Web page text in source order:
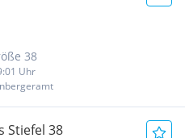
38
Uhr
Stiefel 38